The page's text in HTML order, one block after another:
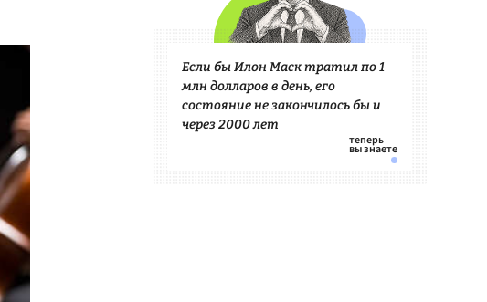
Если бы Илон Маск тратил по 1
млн долларов в день, его
состояние не закончилось бы и
через 2000 лет